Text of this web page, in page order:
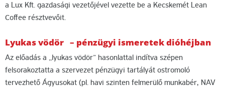
a Lux Kft. gazdasági vezetőjével vezette be a Kecskemét Lean
Coffee résztvevőit.
Lyukas vödör – pénzügyi ismeretek dióhéjban
Az előadás a „lyukas vödör” hasonlattal indítva szépen
felsorakoztatta a szervezet pénzügyi tartályát ostromoló
tervezhető Ágyusokat (pl. havi szinten felmerülő munkabér, NAV